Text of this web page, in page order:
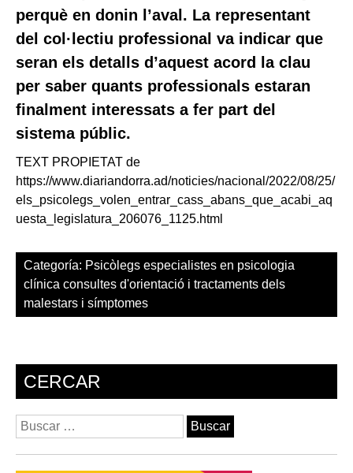
perquè en donin l’aval. La representant
del col·lectiu professional va indicar que
seran els detalls d’aquest acord la clau
per saber quants professionals estaran
finalment interessats a fer part del
sistema públic.
TEXT PROPIETAT de
https://www.diariandorra.ad/noticies/nacional/2022/08/25/
els_psicolegs_volen_entrar_cass_abans_que_acabi_aq
uesta_legislatura_206076_1125.html
Categoría: Psicòlegs especialistes en psicologia
clínica consultes d'orientació i tractaments dels
malestars i símptomes
CERCAR
Buscar: